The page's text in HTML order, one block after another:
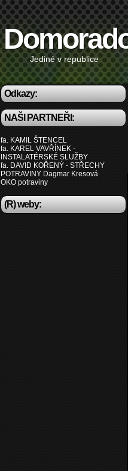
Jediné v republice
Odkazy:
NAŠI PARTNEŘI:
fa. KAMIL ŠTENCEL
fa. KAREL VAVŘÍNEK -
INSTALATÉRSKÉ SLUŽBY
fa. DAVID KOŘENÝ - STŘECHY
POTRAVINY Dagmar Kresová
OKO potraviny
(R) weby: